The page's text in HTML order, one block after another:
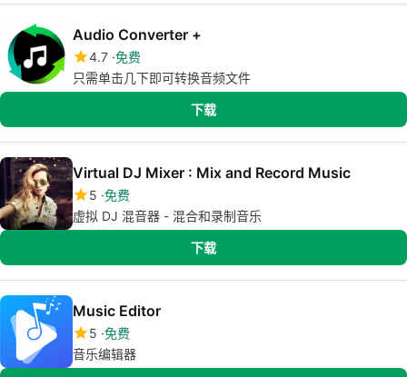
Audio Converter +
4.7 免费
只需单击几下即可转换音频文件
下载
Virtual DJ Mixer : Mix and Record Music
5 免费
虚拟 DJ 混音器 - 混合和录制音乐
下载
Music Editor
5 免费
音乐编辑器